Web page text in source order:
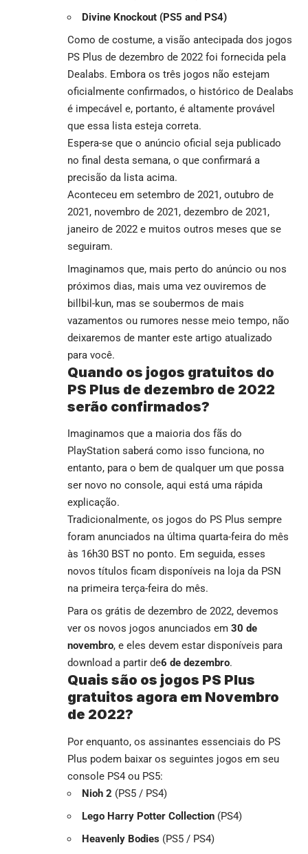
Divine Knockout (PS5 and PS4)
Como de costume, a visão antecipada dos jogos
PS Plus de dezembro de 2022 foi fornecida pela
Dealabs. Embora os três jogos não estejam
oficialmente confirmados, o histórico de Dealabs
é impecável e, portanto, é altamente provável
que essa lista esteja correta.
Espera-se que o anúncio oficial seja publicado
no final desta semana, o que confirmará a
precisão da lista acima.
Aconteceu em setembro de 2021, outubro de
2021, novembro de 2021, dezembro de 2021,
janeiro de 2022 e muitos outros meses que se
seguiram.
Imaginamos que, mais perto do anúncio ou nos
próximos dias, mais uma vez ouviremos de
billbil-kun, mas se soubermos de mais
vazamentos ou rumores nesse meio tempo, não
deixaremos de manter este artigo atualizado
para você.
Quando os jogos gratuitos do
PS Plus de dezembro de 2022
serão confirmados?
Imaginamos que a maioria dos fãs do
PlayStation saberá como isso funciona, no
entanto, para o bem de qualquer um que possa
ser novo no console, aqui está uma rápida
explicação.
Tradicionalmente, os jogos do PS Plus sempre
foram anunciados na última quarta-feira do mês
às 16h30 BST no ponto. Em seguida, esses
novos títulos ficam disponíveis na loja da PSN
na primeira terça-feira do mês.
Para os grátis de dezembro de 2022, devemos
ver os novos jogos anunciados em 30 de
novembro, e eles devem estar disponíveis para
download a partir de6 de dezembro.
Quais são os jogos PS Plus
gratuitos agora em Novembro
de 2022?
Por enquanto, os assinantes essenciais do PS
Plus podem baixar os seguintes jogos em seu
console PS4 ou PS5:
Nioh 2 (PS5 / PS4)
Lego Harry Potter Collection (PS4)
Heavenly Bodies (PS5 / PS4)